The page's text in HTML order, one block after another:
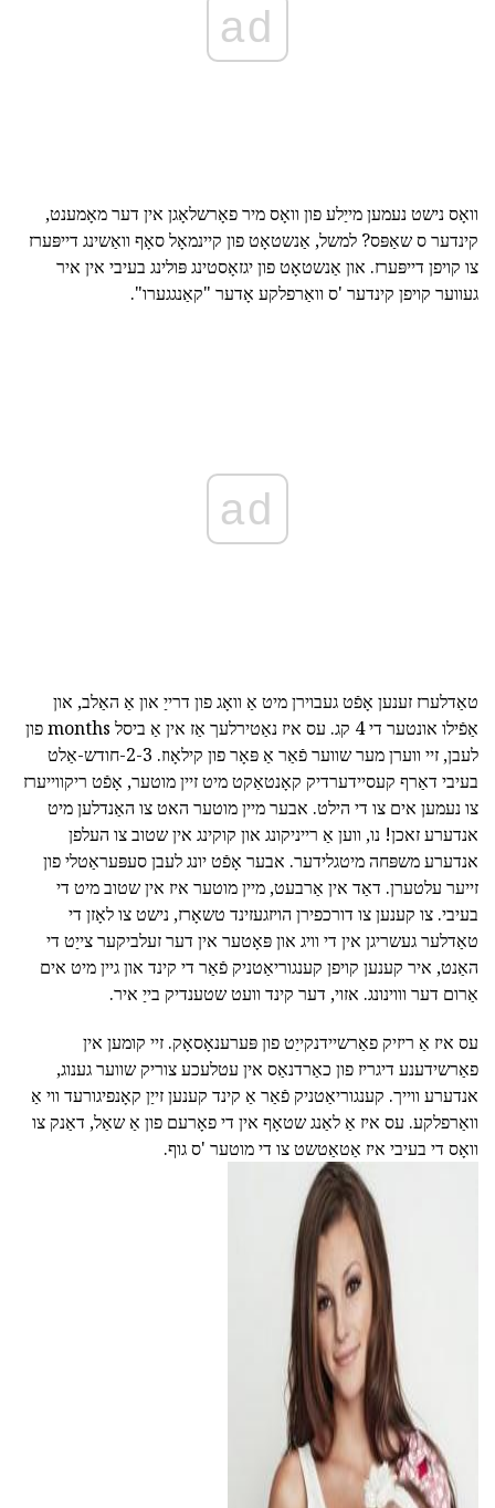
ad
וואָס נישט נעמען מייַלע פון וואָס מיר פאָרשלאָגן אין דער מאָמענט,
קינדער ס שאַפּס? למשל, אַנשטאָט פון קיינמאָל סאָף וואַשינג דייפּערז
צו קויפן דייפּערז. און אַנשטאָט פון יגזאָסטינג פּולינג בעיבי אין איר
געווער קויפן קינדער 'ס וואַרפלקע אָדער "קאַנגגערו".
ad
טאַדלערז זענען אָפֿט געבוירן מיט אַ וואָג פון דרייַ און אַ האַלב, און
אַפֿילו אונטער די 4 קג. עס איז נאַטירלעך אַז אין אַ ביסל months פון
לעבן, זיי ווערן מער שווער פֿאַר אַ פּאָר פון קילאָוז. 2-3-חודש-אַלט
בעיבי דאַרף קעסיידערדיק קאָנטאַקט מיט זיין מוטער, אָפֿט ריקווייערז
צו נעמען אים צו די הילט. אבער מיין מוטער האט צו האַנדלען מיט
אנדערע זאכן! נו, ווען אַ רייניקונג און קוקינג אין שטוב צו העלפן
אנדערע משפּחה מיטגלידער. אבער אָפֿט יונג לעבן סעפּעראַטלי פון
זייער עלטערן. דאַד אין אַרבעט, מיין מוטער איז אין שטוב מיט די
בעיבי. צו קענען צו דורכפירן הויזגעזינד טשאָרז, נישט צו לאָזן די
טאַדלער געשריגן אין די וויג און פּאָטער אין דער זעלביקער צייַט די
האַנט, איר קענען קויפן קענגוריאַטניק פֿאַר די קינד און גיין מיט אים
אַרום דער וווינונג. אזוי, דער קינד וועט שטענדיק בייַ איר.
עס איז אַ ריזיק פאַרשיידנקייַט פון פּערענאָסאָק. זיי קומען אין
פאַרשידענע דיגריז פון כאַרדנאַס אין עטלעכע צוריק שווער גענוג,
אנדערע ווייך. קענגוריאַטניק פֿאַר אַ קינד קענען זייַן קאָנפיגורעד ווי אַ
וואַרפלקע. עס איז אַ לאַנג שטאָף אין די פאָרעם פון אַ שאַל, דאַנק צו
וואָס די בעיבי איז אַטאַטשט צו די מוטער 'ס גוף.